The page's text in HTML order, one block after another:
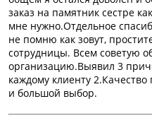
заказ на памятник сестре
мне нужно.Отдельное
не помню как зовут,
сотрудницы. Всем советую
организацию.Выявил 3
каждому клиенту
и большой выбор.